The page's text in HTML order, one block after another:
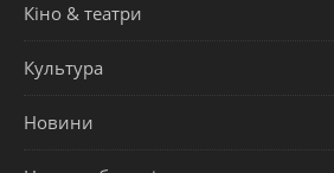
Кіно & театри
Культура
Новини